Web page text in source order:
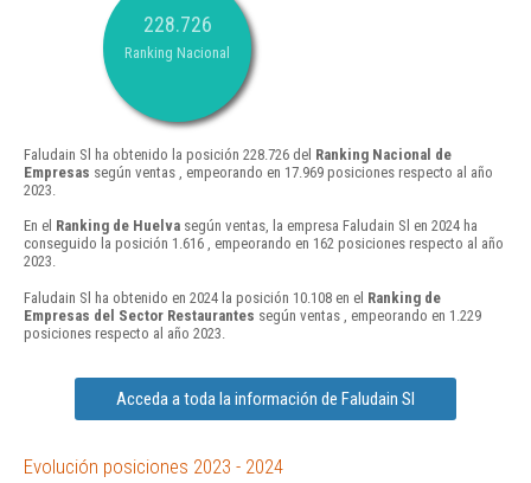
228.726
Ranking Nacional
Faludain Sl ha obtenido la posición 228.726 del Ranking Nacional de
Empresas según ventas , empeorando en 17.969 posiciones respecto al año
2023.
En el Ranking de Huelva según ventas, la empresa Faludain Sl en 2024 ha
conseguido la posición 1.616 , empeorando en 162 posiciones respecto al año
2023.
Faludain Sl ha obtenido en 2024 la posición 10.108 en el Ranking de
Empresas del Sector Restaurantes según ventas , empeorando en 1.229
posiciones respecto al año 2023.
Acceda a toda la información de Faludain Sl
Evolución posiciones 2023 - 2024